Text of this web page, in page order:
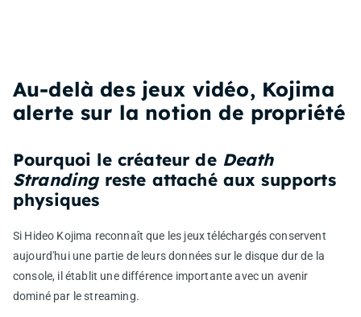
Au-delà des jeux vidéo, Kojima
alerte sur la notion de propriété
Pourquoi le créateur de Death
Strandingreste attaché aux supports
physiques
Si Hideo Kojima reconnaît que les jeux téléchargés conservent
aujourd'hui une partie de leurs données sur le disque dur de la
console, il établit une différence importante avec un avenir
dominé par le streaming.